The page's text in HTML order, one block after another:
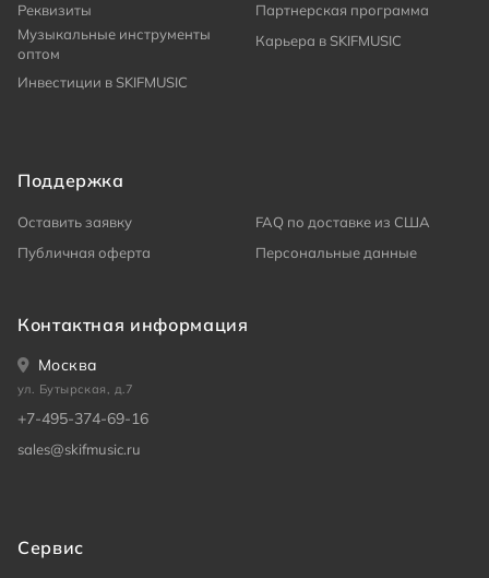
Реквизиты
Партнерская программа
Музыкальные инструменты
оптом
Карьера в SKIFMUSIC
Инвестиции в SKIFMUSIC
Поддержка
Оставить заявку
FAQ по доставке из США
Публичная оферта
Персональные данные
Контактная информация
Москва
ул. Бутырская, д.7
+7-495-374-69-16
sales@skifmusic.ru
Сервис